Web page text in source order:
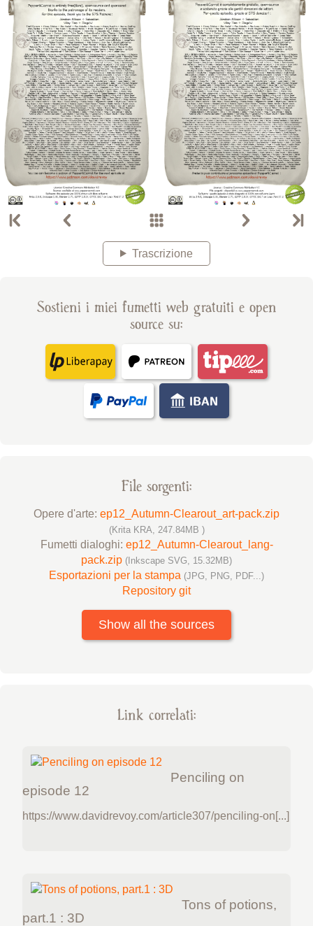
Trascrizione
Sostieni i miei fumetti web gratuiti e open
source su:
File sorgenti:
Opere d'arte: ep12_Autumn-Clearout_art-pack.zip
(Krita KRA, 247.84MB )
Fumetti dialoghi: ep12_Autumn-Clearout_lang-
pack.zip (Inkscape SVG, 15.32MB)
Esportazioni per la stampa (JPG, PNG, PDF...)
Repository git
Show all the sources
Link correlati:
Penciling on
episode 12
https://www.davidrevoy.com/article307/penciling-on[...]
Tons of potions,
part.1 : 3D